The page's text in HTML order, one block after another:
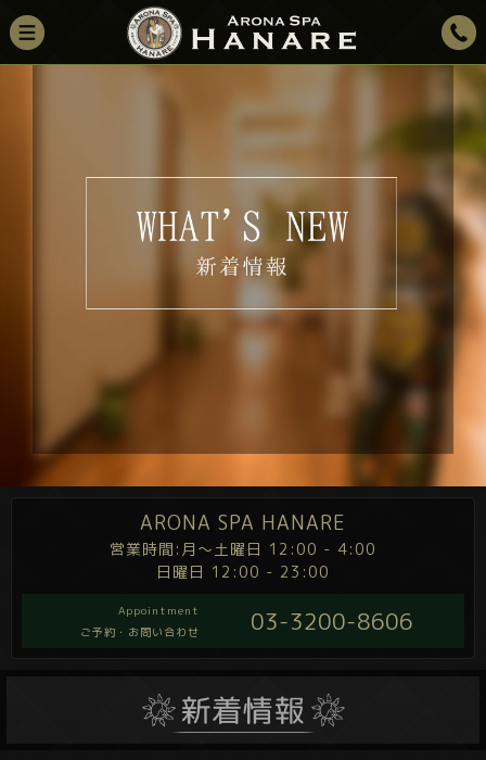
ARONA SPA HANARE
営業時間:月～土曜日 12:00 - 4:00
日曜日 12:00 - 23:00
Appointment
ご予約・お問い合わせ
03-3200-8606